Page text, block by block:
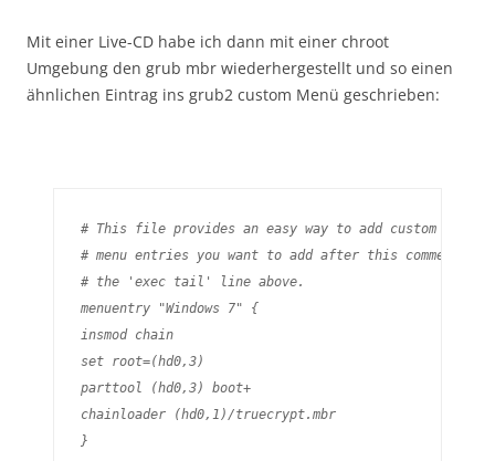
Mit einer Live-CD habe ich dann mit einer chroot
Umgebung den grub mbr wiederhergestellt und so einen
ähnlichen Eintrag ins grub2 custom Menü geschrieben:
# This file provides an easy way to add custom menu
# menu entries you want to add after this comment.
# the 'exec tail' line above.
menuentry "Windows 7" {
insmod chain
set root=(hd0,3)
parttool (hd0,3) boot+
chainloader (hd0,1)/truecrypt.mbr
}